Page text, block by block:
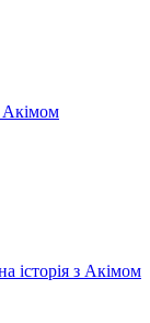
Акімом
історія з Акімом